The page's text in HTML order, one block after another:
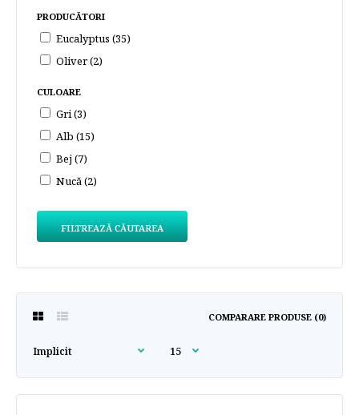
PRODUCĂTORI
Eucalyptus (35)
Oliver (2)
CULOARE
Gri (3)
Alb (15)
Bej (7)
Nucă (2)
FILTREAZĂ CĂUTAREA
COMPARARE PRODUSE (0)